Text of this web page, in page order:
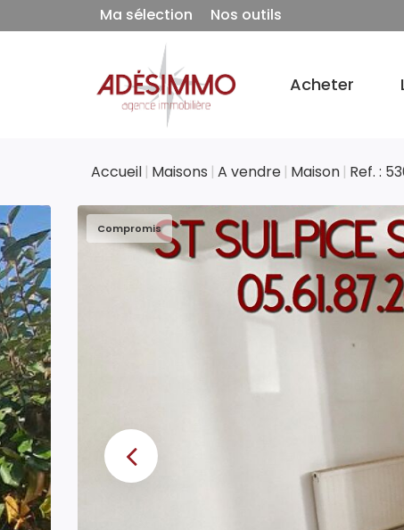
Ma sélection Nos outils
Acheter
Accueil Maisons A vendre Maison Ref. :
Compromis